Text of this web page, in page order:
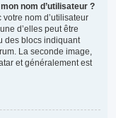
nom d’utilisateur ?
votre nom d’utilisateur
d’elles peut être
des blocs indiquant
La seconde image,
et généralement est